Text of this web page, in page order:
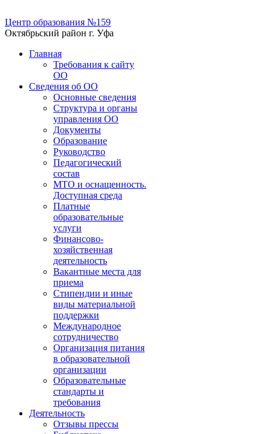
Центр образования №159
Октябрьский район г. Уфа
Главная
Требования к сайту
ОО
Сведения об ОО
Основные сведения
Структура и органы
управления ОО
Документы
Образование
Руководство
Педагогический
состав
МТО и оснащенность.
Доступная среда
Платные
образовательные
услуги
Финансово-
хозяйственная
деятельность
Вакантные места для
приема
Стипендии и иные
виды материальной
поддержки
Международное
сотрудничество
Организация питания
в образовательной
организации
Образовательные
стандарты и
требования
Деятельность
Отзывы прессы